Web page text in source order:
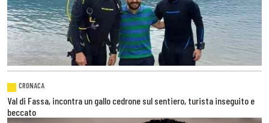
CRONACA
Val di Fassa, incontra un gallo cedrone sul sentiero, turista inseguito e
beccato